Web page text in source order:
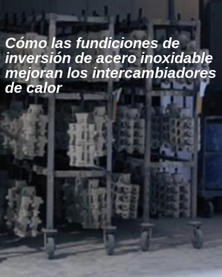
Cómo las fundiciones de
inversión de acero inoxidable
mejoran los intercambiadores
de calor